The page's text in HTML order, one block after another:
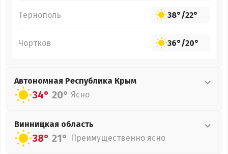
Тернополь 38°/22°
Чортков 36°/20°
Автономная Республика Крым
34° 20° Ясно
Винницкая область
38° 21° Преимущественно ясно